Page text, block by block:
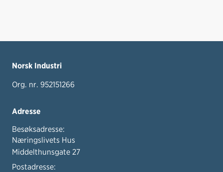
Norsk Industri
Org. nr. 952151266
Adresse
Besøksadresse:
Næringslivets Hus
Middelthunsgate 27
Postadresse: